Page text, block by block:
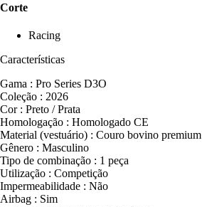
Corte
Racing
Características
Gama : Pro Series D3O
Coleção : 2026
Cor : Preto / Prata
Homologação : Homologado CE
Material (vestuário) : Couro bovino premium
Gênero : Masculino
Tipo de combinação : 1 peça
Utilização : Competição
Impermeabilidade : Não
Airbag : Sim